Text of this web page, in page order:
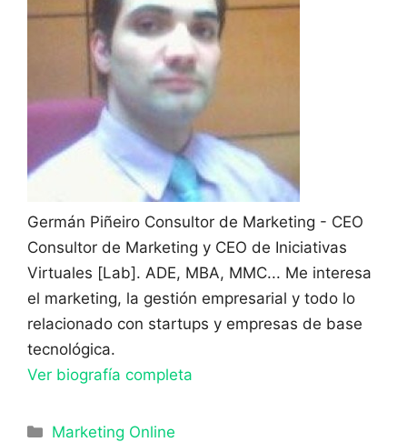
Germán Piñeiro Consultor de Marketing - CEO
Consultor de Marketing y CEO de Iniciativas
Virtuales [Lab]. ADE, MBA, MMC... Me interesa
el marketing, la gestión empresarial y todo lo
relacionado con startups y empresas de base
tecnológica.
Ver biografía completa
Categorías
Marketing Online